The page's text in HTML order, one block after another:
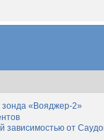
«Вояджер-2»
зависимостью от